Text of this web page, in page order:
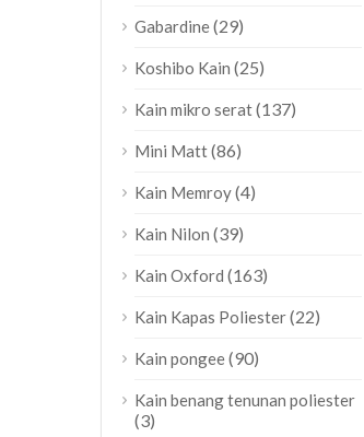
Gabardine(29)
Koshibo Kain (25)
Kain mikro serat(137)
Mini Matt(86)
Kain Memroy(4)
Kain Nilon (39)
Kain Oxford (163)
Kain Kapas Poliester(22)
Kain pongee(90)
Kain benang tenunan poliester
(3)